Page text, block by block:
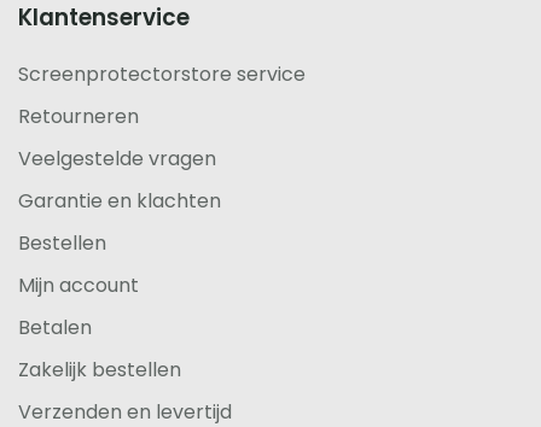
Klantenservice
Screenprotectorstore service
Retourneren
Veelgestelde vragen
Garantie en klachten
Bestellen
Mijn account
Betalen
Zakelijk bestellen
Verzenden en levertijd